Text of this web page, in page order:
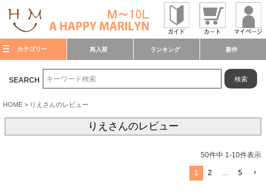
カテゴリー 再入荷 ランキング 新作
SEARCH 検索
HOME りえさんのレビュー
りえさんのレビュー
50件中 1-10件表示
1 2 … 5